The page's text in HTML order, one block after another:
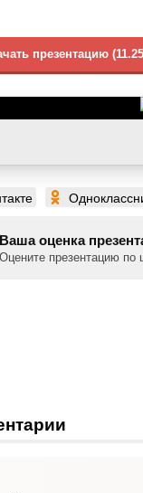
презентацию
Ваша оценка
Оцените презентацию по